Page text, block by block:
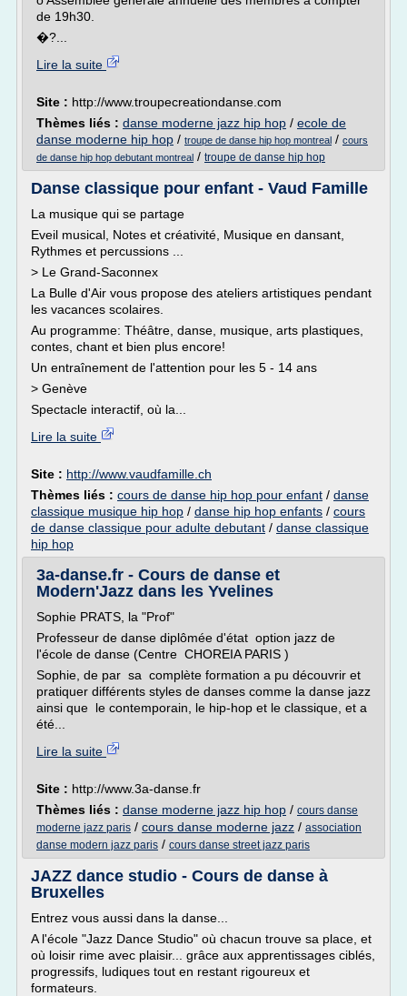
de 19h30.
�?...
Lire la suite
Site : http://www.troupecreationdanse.com
Thèmes liés : danse moderne jazz hip hop / ecole de
danse moderne hip hop / troupe de danse hip hop montreal / cours
de danse hip hop debutant montreal / troupe de danse hip hop
Danse classique pour enfant - Vaud Famille
La musique qui se partage
Eveil musical, Notes et créativité, Musique en dansant,
Rythmes et percussions ...
> Le Grand-Saconnex
La Bulle d'Air vous propose des ateliers artistiques pendant
les vacances scolaires.
Au programme: Théâtre, danse, musique, arts plastiques,
contes, chant et bien plus encore!
Un entraînement de l'attention pour les 5 - 14 ans
> Genève
Spectacle interactif, où la...
Lire la suite
Site : http://www.vaudfamille.ch
Thèmes liés : cours de danse hip hop pour enfant / danse
classique musique hip hop / danse hip hop enfants / cours
de danse classique pour adulte debutant / danse classique
hip hop
3a-danse.fr - Cours de danse et
Modern'Jazz dans les Yvelines
Sophie PRATS, la "Prof"
Professeur de danse diplômée d'état option jazz de
l'école de danse (Centre CHOREIA PARIS )
Sophie, de par sa complète formation a pu découvrir et
pratiquer différents styles de danses comme la danse jazz
ainsi que le contemporain, le hip-hop et le classique, et a
été...
Lire la suite
Site : http://www.3a-danse.fr
Thèmes liés : danse moderne jazz hip hop / cours danse
moderne jazz paris / cours danse moderne jazz / association
danse modern jazz paris / cours danse street jazz paris
JAZZ dance studio - Cours de danse à
Bruxelles
Entrez vous aussi dans la danse...
A l'école "Jazz Dance Studio" où chacun trouve sa place, et
où loisir rime avec plaisir... grâce aux apprentissages ciblés,
progressifs, ludiques tout en restant rigoureux et
formateurs.